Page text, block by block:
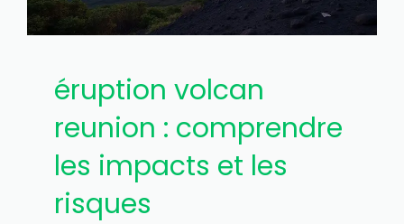
éruption volcan
reunion : comprendre
les impacts et les
risques